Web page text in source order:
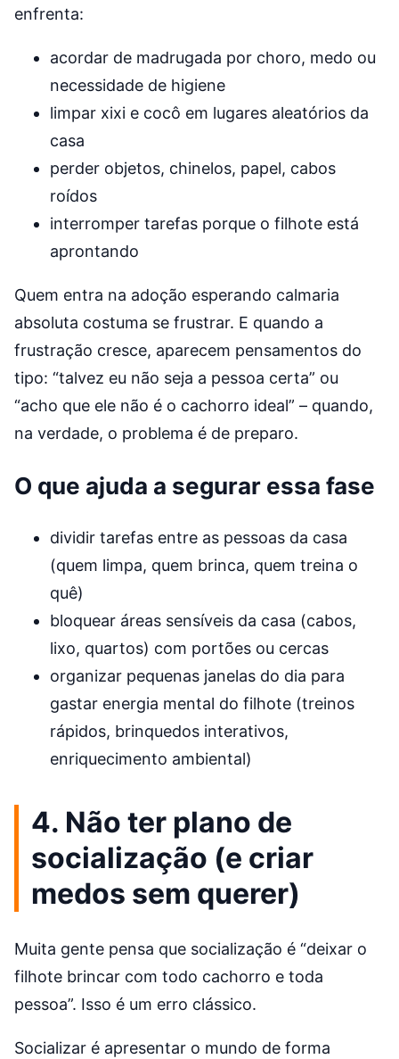
enfrenta:
acordar de madrugada por choro, medo ou
necessidade de higiene
limpar xixi e cocô em lugares aleatórios da
casa
perder objetos, chinelos, papel, cabos
roídos
interromper tarefas porque o filhote está
aprontando
Quem entra na adoção esperando calmaria
absoluta costuma se frustrar. E quando a
frustração cresce, aparecem pensamentos do
tipo: “talvez eu não seja a pessoa certa” ou
“acho que ele não é o cachorro ideal” – quando,
na verdade, o problema é de preparo.
O que ajuda a segurar essa fase
dividir tarefas entre as pessoas da casa
(quem limpa, quem brinca, quem treina o
quê)
bloquear áreas sensíveis da casa (cabos,
lixo, quartos) com portões ou cercas
organizar pequenas janelas do dia para
gastar energia mental do filhote (treinos
rápidos, brinquedos interativos,
enriquecimento ambiental)
4. Não ter plano de
socialização (e criar
medos sem querer)
Muita gente pensa que socialização é “deixar o
filhote brincar com todo cachorro e toda
pessoa”. Isso é um erro clássico.
Socializar é apresentar o mundo de forma